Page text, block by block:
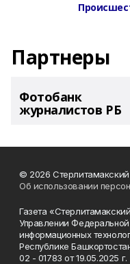
Партнеры
Фотобанк
журналистов РБ
© 2026
Об использовании
Газета
Управлении
информационных
Республике
02 - 01783 от 19.05.2025 г.